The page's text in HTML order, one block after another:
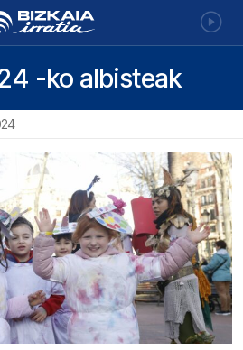
-ko albisteak